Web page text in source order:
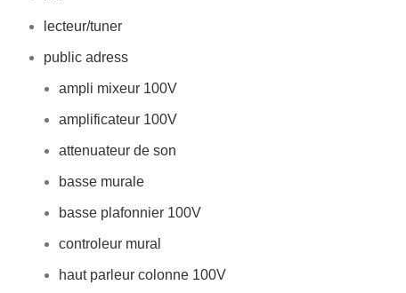
lecteur/tuner
public adress
ampli mixeur 100V
amplificateur 100V
attenuateur de son
basse murale
basse plafonnier 100V
controleur mural
haut parleur colonne 100V